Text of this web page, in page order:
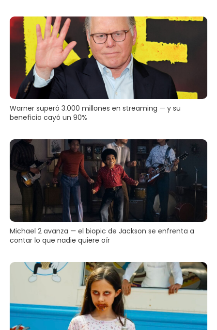
Warner superó 3.000 millones en streaming — y su
beneficio cayó un 90%
Michael 2 avanza — el biopic de Jackson se enfrenta a
contar lo que nadie quiere oír